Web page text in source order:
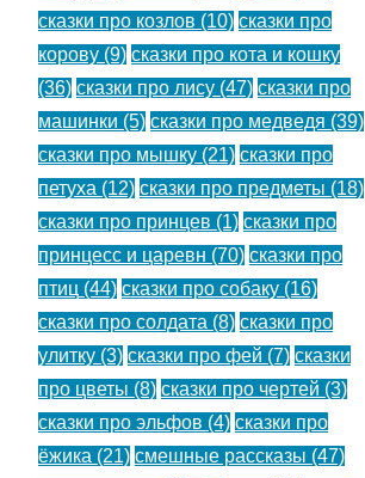
сказки про козлов (10) сказки про
корову (9) сказки про кота и кошку
(36) сказки про лису (47) сказки про
машинки (5) сказки про медведя (39)
сказки про мышку (21) сказки про
петуха (12) сказки про предметы (18)
сказки про принцев (1) сказки про
принцесс и царевн (70) сказки про
птиц (44) сказки про собаку (16)
сказки про солдата (8) сказки про
улитку (3) сказки про фей (7) сказки
про цветы (8) сказки про чертей (3)
сказки про эльфов (4) сказки про
ёжика (21) смешные рассказы (47)